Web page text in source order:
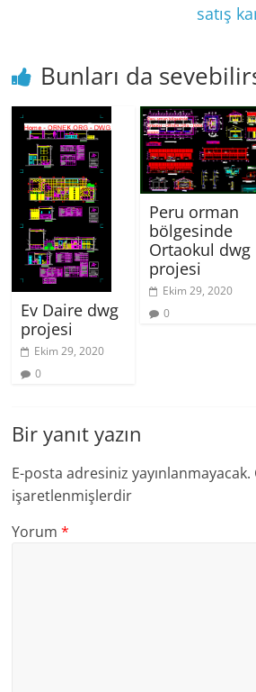
satış
Bunları da
Ev Daire dwg
projesi
Ekim 29, 2020
0
Peru orman
bölgesinde
Ortaokul dwg
projesi
Ekim 29, 2020
0
Bir yanıt yazın
E-posta adresiniz yayınlanmayacak.
işaretlenmişlerdir
Yorum*